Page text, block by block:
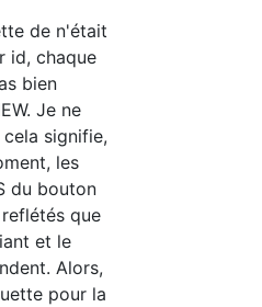
de n'était
id, chaque
bien
Je ne
signifie,
les
du bouton
que
et le
Alors,
pour la